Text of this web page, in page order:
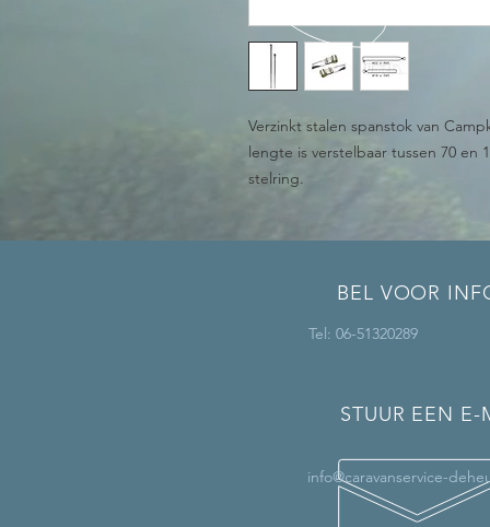
Verzinkt stalen spanstok van
lengte is verstelbaar tussen 70 en
stelring.
BEL VOOR
Tel: 06-51320289
STUUR EEN E-
info@caravanservice-